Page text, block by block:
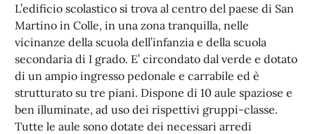
L’edificio scolastico si trova al centro del paese di San
Martino in Colle, in una zona tranquilla, nelle
vicinanze della scuola dell’infanzia e della scuola
secondaria di I grado. E’ circondato dal verde e dotato
di un ampio ingresso pedonale e carrabile ed è
strutturato su tre piani. Dispone di 10 aule spaziose e
ben illuminate, ad uso dei rispettivi gruppi-classe.
Tutte le aule sono dotate dei necessari arredi